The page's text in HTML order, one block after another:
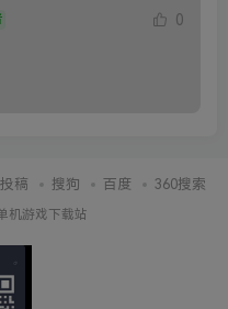
0
投稿 搜狗 百度 360搜索
机游戏下载站